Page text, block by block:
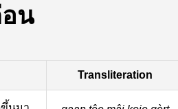
น
Transliteration